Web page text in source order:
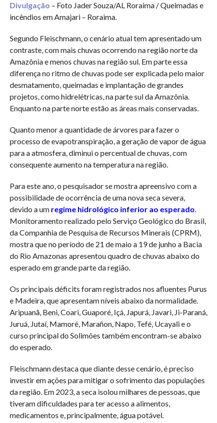
Divulgação – Foto Jader Souza/AL Roraima / Queimadas e
incêndios em Amajari – Roraima.
Segundo Fleischmann, o cenário atual tem apresentado um
contraste, com mais chuvas ocorrendo na região norte da
Amazônia e menos chuvas na região sul. Em parte essa
diferença no ritmo de chuvas pode ser explicada pelo maior
desmatamento, queimadas e implantação de grandes
projetos, como hidrelétricas, na parte sul da Amazônia.
Enquanto na parte norte estão as áreas mais conservadas.
Quanto menor a quantidade de árvores para fazer o
processo de evapotranspiração, a geração de vapor de água
para a atmosfera, diminui o percentual de chuvas, com
consequente aumento na temperatura na região.
Para este ano, o pesquisador se mostra apreensivo com a
possibilidade de ocorrência de uma nova seca severa,
devido a um regime hidrológico inferior ao esperado.
Monitoramento realizado pelo Serviço Geológico do Brasil,
da Companhia de Pesquisa de Recursos Minerais (CPRM),
mostra que no período de 21 de maio a 19 de junho a Bacia
do Rio Amazonas apresentou quadro de chuvas abaixo do
esperado em grande parte da região.
Os principais déficits foram registrados nos afluentes Purus
e Madeira, que apresentam níveis abaixo da normalidade.
Aripuanã, Beni, Coari, Guaporé, Içá, Japurá, Javari, Ji-Paraná,
Juruá, Jutaí, Mamoré, Marañon, Napo, Tefé, Ucayali e o
curso principal do Solimões também encontram-se abaixo
do esperado.
Fleischmann destaca que diante desse cenário, é preciso
investir em ações para mitigar o sofrimento das populações
da região. Em 2023, a seca isolou milhares de pessoas, que
tiveram dificuldades para ter acesso a alimentos,
medicamentos e, principalmente, água potável.